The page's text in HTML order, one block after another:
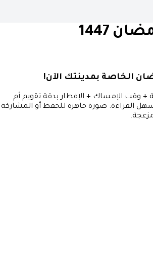
1447
الخاصة بمدينتك الآن!
+ وقت الإمساك + الإفطار بدقة تقويم أم
القراءة. صورة جاهزة للحفظ أو المشاركة